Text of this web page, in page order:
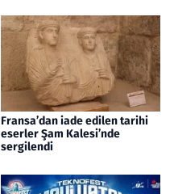
Fransa’dan iade edilen tarihi
eserler Şam Kalesi’nde
sergilendi